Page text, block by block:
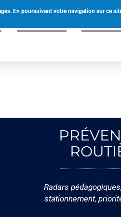
En poursuivant votre navigation sur ce
Radars
stationnement,